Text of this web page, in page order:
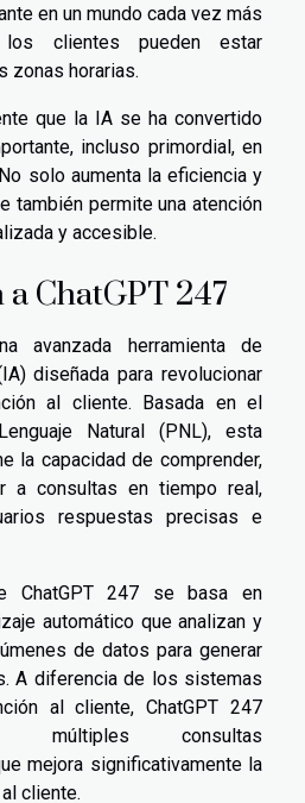
en un mundo cada vez más
los clientes pueden estar
zonas horarias.
que la IA se ha convertido
incluso primordial, en
solo aumenta la eficiencia y
también permite una atención
y accesible.
ChatGPT 247
avanzada herramienta de
diseñada para revolucionar
al cliente. Basada en el
Natural (PNL), esta
la capacidad de comprender,
a consultas en tiempo real,
respuestas precisas e
ChatGPT 247 se basa en
automático que analizan y
de datos para generar
A diferencia de los sistemas
al cliente, ChatGPT 247
múltiples consultas
mejora significativamente la
cliente.